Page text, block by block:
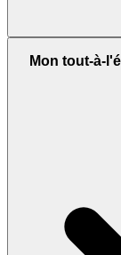
Mon tout-à-